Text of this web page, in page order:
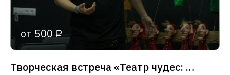
от 500 ₽
Творческая встреча «Театр чудес: путешествие в сказку»